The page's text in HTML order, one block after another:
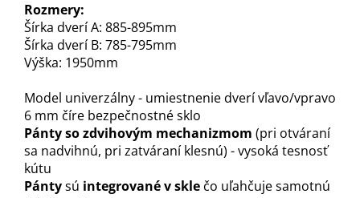
Rozmery:
Šírka dverí A: 885-895mm
Šírka dverí B: 785-795mm
Výška: 1950mm
Model univerzálny - umiestnenie dverí vľavo/vpravo
6 mm číre bezpečnostné sklo
Pánty so zdvihovým mechanizmom (pri otváraní
sa nadvihnú, pri zatváraní klesnú) - vysoká tesnosť
kútu
Pántysú integrované v skle čo uľahčuje samotnú